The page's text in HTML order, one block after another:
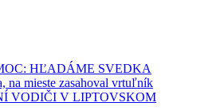
HĽADÁME SVEDKA
na mieste zasahoval vrtuľník
VODIČI V LIPTOVSKOM